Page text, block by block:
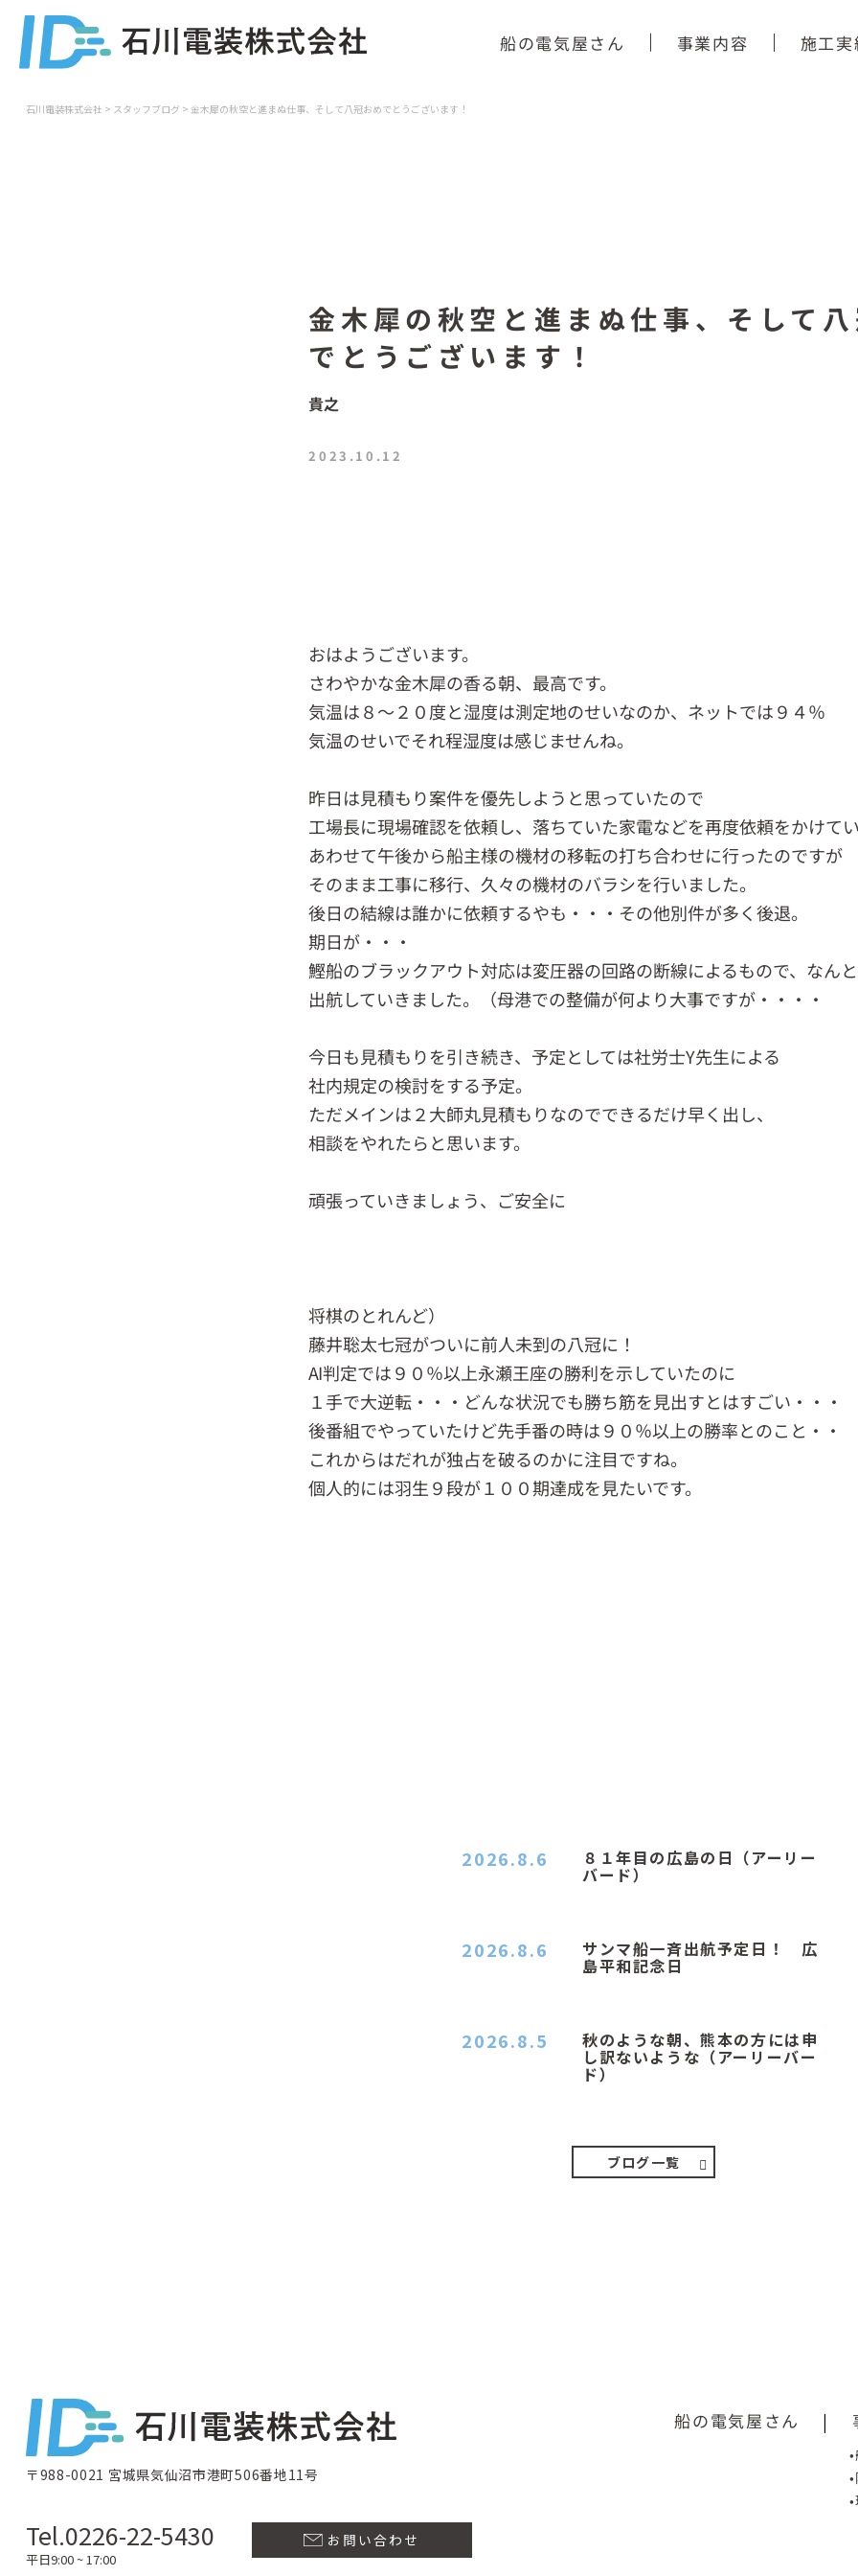
船の電気屋さん 事業内容 施工実
石川電装株式会社 > スタッフブログ > 金木犀の秋空と進まぬ仕事、そして八冠おめでとうございます！
金木犀の秋空と進まぬ仕事、そして
でとうございます！
貴之
2023.10.12
おはようございます。
さわやかな金木犀の香る朝、最高です。
気温は８～２０度と湿度は測定地のせいなのか、ネットでは９４％
気温のせいでそれ程湿度は感じませんね。
昨日は見積もり案件を優先しようと思っていたので
工場長に現場確認を依頼し、落ちていた家電などを再度依頼をかけてい
あわせて午後から船主様の機材の移転の打ち合わせに行ったのですが
そのまま工事に移行、久々の機材のバラシを行いました。
後日の結線は誰かに依頼するやも・・・その他別件が多く後退。
期日が・・・
鰹船のブラックアウト対応は変圧器の回路の断線によるもので、なん
出航していきました。（母港での整備が何より大事ですが・・・・
今日も見積もりを引き続き、予定としては社労士Y先生による
社内規定の検討をする予定。
ただメインは２大師丸見積もりなのでできるだけ早く出し、
相談をやれたらと思います。
頑張っていきましょう、ご安全に
将棋のとれんど）
藤井聡太七冠がついに前人未到の八冠に！
AI判定では９０％以上永瀬王座の勝利を示していたのに
１手で大逆転・・・どんな状況でも勝ち筋を見出すとはすごい・・・
後番組でやっていたけど先手番の時は９０％以上の勝率とのこと・・
これからはだれが独占を破るのかに注目ですね。
個人的には羽生９段が１００期達成を見たいです。
８１年目の広島の日（アーリー
バード）
2026.8.6
サンマ船一斉出航予定日！ 広
島平和記念日
2026.8.6
秋のような朝、熊本の方には申
し訳ないような（アーリーバー
ド）
2026.8.5
ブログ一覧
〒988-0021 宮城県気仙沼市港町506番地11号
Tel.0226-22-5430
平日9:00 ~ 17:00
お問い合わせ
船の電気屋さん |